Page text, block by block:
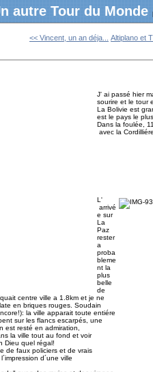
autre Tour du Monde
<< Vincent, un an déja... Altiplano et
J' ai passé hier
sourire et le tour
La Bolivie est
est le pays le
Dans la foulée,
avec la
L'
arrivé
e sur
La
Paz
rester
a
proba
bleme
nt la
plus
belle
de
centre ville a 1.8km et je ne
en briques rouges. Soudain
la ville apparait toute entiére
sur les flancs escarpés, une
est resté en admiration,
la ville tout au fond et voir
Dieu quel régal!
de faux policiers et de vrais
d´une ville